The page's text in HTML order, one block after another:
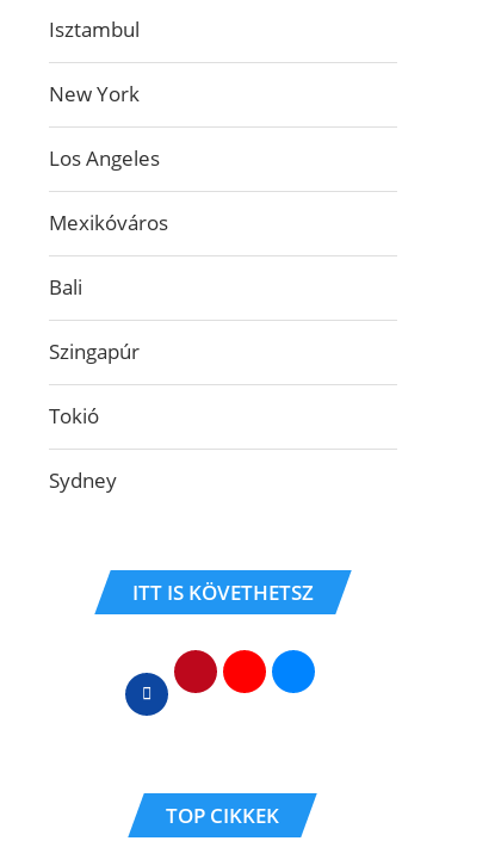
Isztambul
New York
Los Angeles
Mexikóváros
Bali
Szingapúr
Tokió
Sydney
ITT IS KÖVETHETSZ
TOP CIKKEK